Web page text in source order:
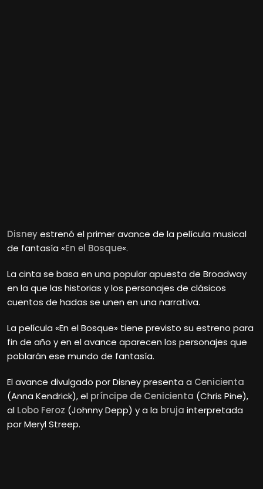
Disneyestrenó el primer avance de la película musical
de fantasía «En el Bosque«.
La cinta se basa en una popular apuesta de Broadway
en la que las historias y los personajes de clásicos
cuentos de hadas se unen en una narrativa.
La película «En el Bosque» tiene previsto su estreno para
fin de año y en el avance aparecen los personajes que
poblarán ese mundo de fantasía.
El avance divulgado por Disney presenta a Cenicienta
(Anna Kendrick), el príncipe de Cenicienta (Chris Pine),
al Lobo Feroz (Johnny Depp) y a la bruja interpretada
por Meryl Streep.